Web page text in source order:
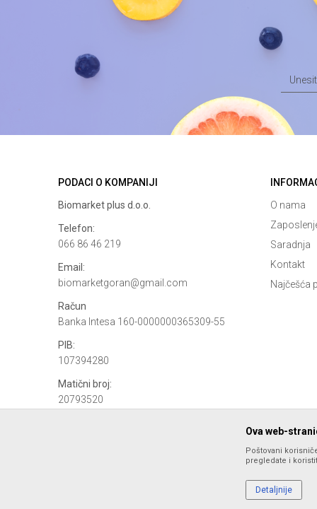
PODACI O KOMPANIJI
Biomarket plus d.o.o.
Telefon:
066 86 46 219
Email:
biomarketgoran@gmail.com
Račun
Banka Intesa 160-0000000365309-55
PIB:
107394280
Matični broj:
20793520
O nama
Saradnja
Kontakt
Najčešća
Nastojimo da budemo što precizniji u opisu proizvoda,
Ova web-
Poštovani
pregledate i
Detaljnije